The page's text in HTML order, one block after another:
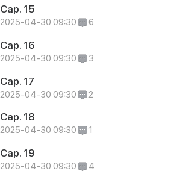
Cap. 15
2025-04-30 09:30 6
Cap. 16
2025-04-30 09:30 3
Cap. 17
2025-04-30 09:30 2
Cap. 18
2025-04-30 09:30 1
Cap. 19
2025-04-30 09:30 4